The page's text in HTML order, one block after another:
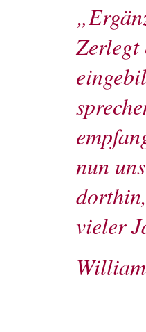
Zerlegt
nun
vieler